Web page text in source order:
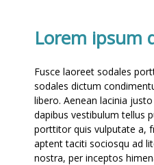
Lorem ipsum
Fusce laoreet sodales
sodales dictum
libero. Aenean lacinia
dapibus vestibulum tellus
porttitor quis vulputate a,
aptent taciti sociosqu ad
nostra, per inceptos